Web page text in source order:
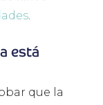
.
está
que la